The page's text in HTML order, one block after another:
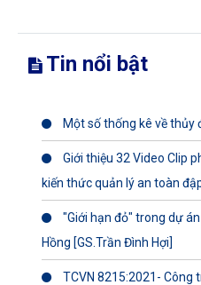
Tin nổi bật
Một số thống kê về thủy
Giới thiệu 32 Video Clip
kiến thức quản lý an toàn
"Giới hạn đỏ" trong dự
Hồng [GS.Trần Đình Hợi]
TCVN 8215:2021- Công